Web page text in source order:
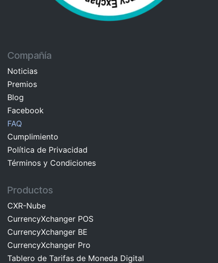
Compañía
Noticias
Premios
Blog
Facebook
FAQ
Cumplimiento
Política de Privacidad
Términos y Condiciones
Productos
CXR-Nube
CurrencyXchanger POS
CurrencyXchanger BE
CurrencyXchanger Pro
Tablero de Tarifas de Moneda Digital